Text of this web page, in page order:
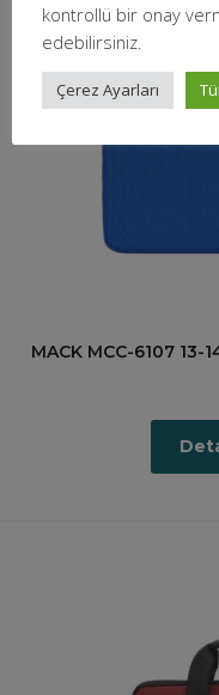
MACK MCC-6107
kontrollü bir onay
edebilirsiniz.
Çerez Ayarları